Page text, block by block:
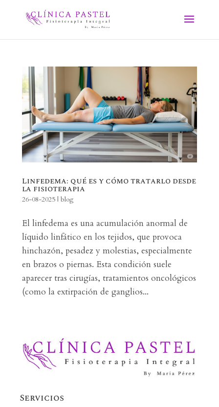
Linfedema: qué es y cómo tratarlo desde
la fisioterapia
26-08-2025| blog
El linfedema es una acumulación anormal de
líquido linfático en los tejidos, que provoca
hinchazón, pesadez y molestias, especialmente
en brazos o piernas. Esta condición suele
aparecer tras cirugías, tratamientos oncológicos
(como la extirpación de ganglios...
Servicios